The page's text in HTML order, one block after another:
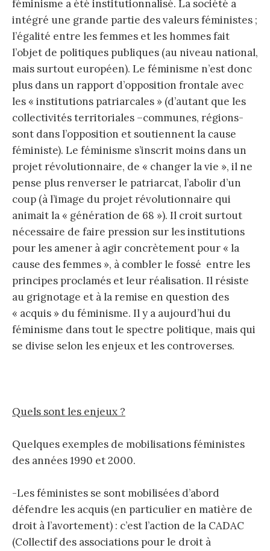
féminisme a été institutionnalisé. La société a
intégré une grande partie des valeurs féministes ;
l’égalité entre les femmes et les hommes fait
l’objet de politiques publiques (au niveau national,
mais surtout européen). Le féminisme n’est donc
plus dans un rapport d’opposition frontale avec
les « institutions patriarcales » (d’autant que les
collectivités territoriales –communes, régions-
sont dans l’opposition et soutiennent la cause
féministe). Le féminisme s’inscrit moins dans un
projet révolutionnaire, de « changer la vie », il ne
pense plus renverser le patriarcat, l’abolir d’un
coup (à l’image du projet révolutionnaire qui
animait la « génération de 68 »). Il croit surtout
nécessaire de faire pression sur les institutions
pour les amener à agir concrètement pour « la
cause des femmes », à combler le fossé entre les
principes proclamés et leur réalisation. Il résiste
au grignotage et à la remise en question des
« acquis » du féminisme. Il y a aujourd’hui du
féminisme dans tout le spectre politique, mais qui
se divise selon les enjeux et les controverses.
Quels sont les enjeux ?
Quelques exemples de mobilisations féministes
des années 1990 et 2000.
-Les féministes se sont mobilisées d’abord
défendre les acquis (en particulier en matière de
droit à l’avortement) : c’est l’action de la CADAC
(Collectif des associations pour le droit à